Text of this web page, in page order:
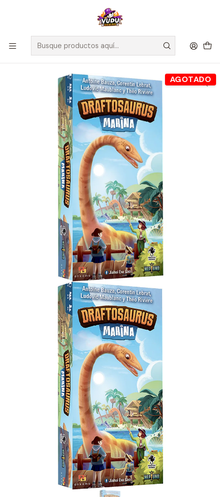
🚀 ¡Despachamos a todo Chile! Envío GRATIS a Regiones sobre
$100.000 y a RM sobre $35.000
Inicio Juegos de Mesa Editorial Fractal
Draftosaurus - Expansión Marina - Español
AGOTADO